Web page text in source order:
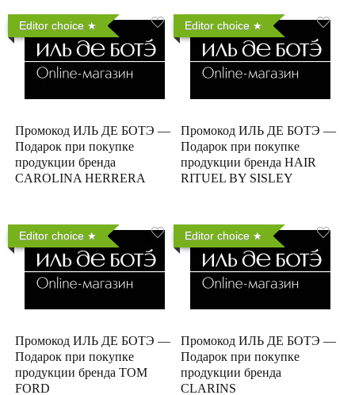
Editor choice
Промокод ИЛЬ ДЕ БОТЭ —
Подарок при покупке
продукции бренда
CAROLINA HERRERA
Editor choice
Промокод ИЛЬ ДЕ БОТЭ —
Подарок при покупке
продукции бренда HAIR
RITUEL BY SISLEY
Editor choice
Промокод ИЛЬ ДЕ БОТЭ —
Подарок при покупке
продукции бренда TOM
FORD
Editor choice
Промокод ИЛЬ ДЕ БОТЭ —
Подарок при покупке
продукции бренда
CLARINS